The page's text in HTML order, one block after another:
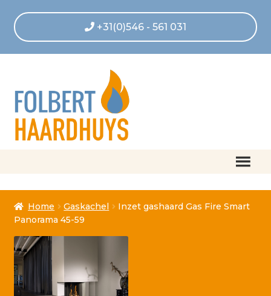
+31(0)546 - 561 031
Afrekenen
Algemene voorwaarden
Betaling geannuleerd
Betaling voltooid
Home Gaskachel
Inzet gashaard Gas Fire Smart
Panorama 45-59